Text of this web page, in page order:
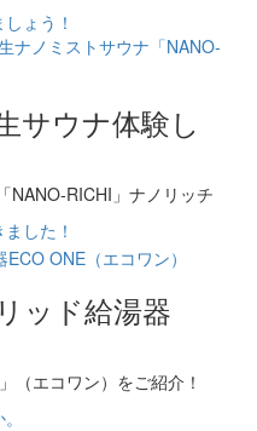
ょう！
サウナ体験し
NANO-RICHI」ナノリッチ
した！
ッド給湯器
（エコワン）をご紹介！